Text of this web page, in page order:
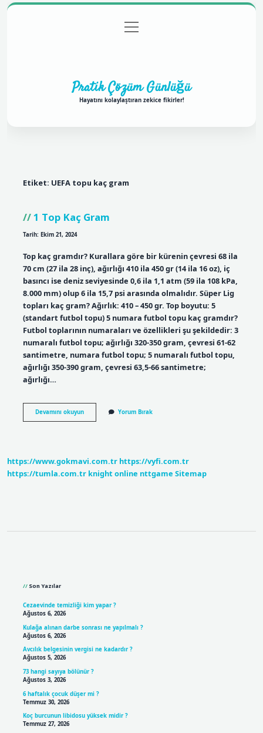
Gizlilik Politikası
menüyü
aç
Pratik Çözüm Günlüğü
Hayatını kolaylaştıran zekice fikirler!
Etiket: UEFA topu kaç gram
1 Top Kaç Gram
Tarih: Ekim 21, 2024
Top kaç gramdır? Kurallara göre bir kürenin çevresi 68 ila
70 cm (27 ila 28 inç), ağırlığı 410 ila 450 gr (14 ila 16 oz), iç
basıncı ise deniz seviyesinde 0,6 ila 1,1 atm (59 ila 108 kPa,
8.000 mm) olup 6 ila 15,7 psi arasında olmalıdır. Süper Lig
topları kaç gram? Ağırlık: 410 – 450 gr. Top boyutu: 5
(standart futbol topu) 5 numara futbol topu kaç gramdır?
Futbol toplarının numaraları ve özellikleri şu şekildedir: 3
numaralı futbol topu; ağırlığı 320-350 gram, çevresi 61-62
santimetre, numara futbol topu; 5 numaralı futbol topu,
ağırlığı 350-390 gram, çevresi 63,5-66 santimetre;
ağırlığı…
Devamını okuyun1
Top
Yorum Bırak
https://www.gokmavi.com.tr https://vyfi.com.tr
https://tumla.com.tr knight online nttgame Sitemap
Son Yazılar
Cezaevinde temizliği kim yapar ?
Ağustos 6, 2026
Kulağa alınan darbe sonrası ne yapılmalı ?
Ağustos 6, 2026
Avcılık belgesinin vergisi ne kadardır ?
Ağustos 5, 2026
73 hangi sayıya bölünür ?
Ağustos 3, 2026
6 haftalık çocuk düşer mi ?
Temmuz 30, 2026
Koç burcunun libidosu yüksek midir ?
Temmuz 27, 2026